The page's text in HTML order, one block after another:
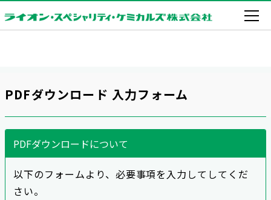
PDFダウンロード 入力フォーム
PDFダウンロードについて
以下のフォームより、必要事項を入力してしてくだ
さい。